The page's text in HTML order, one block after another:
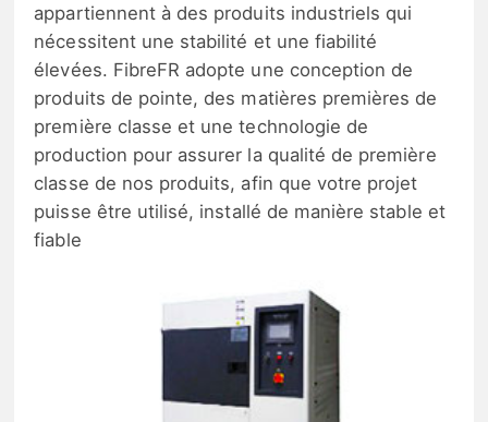
appartiennent à des produits industriels qui
nécessitent une stabilité et une fiabilité
élevées. FibreFR adopte une conception de
produits de pointe, des matières premières de
première classe et une technologie de
production pour assurer la qualité de première
classe de nos produits, afin que votre projet
puisse être utilisé, installé de manière stable et
fiable